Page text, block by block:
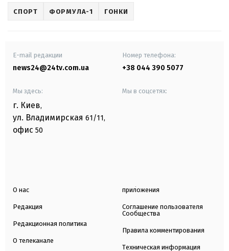
СПОРТ ФОРМУЛА-1 ГОНКИ
E-mail редакции
news24@24tv.com.ua
Номер телефона:
+38 044 390 5077
Мы здесь:
г. Киев,
ул. Владимирская 61/11,
офис 50
Мы в соцсетях:
О нас
Редакция
Редакционная политика
О телеканале
приложения
Соглашение пользователя
Сообщества
Правила комментирования
Техническая информация